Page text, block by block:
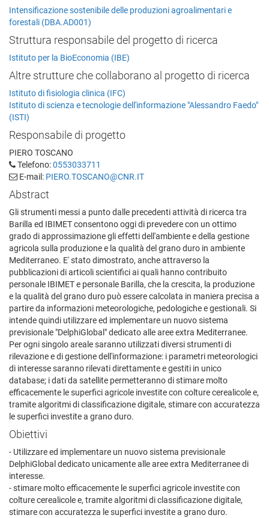
Intensificazione sostenibile delle produzioni agroalimentari e
forestali (DBA.AD001)
Struttura responsabile del progetto di ricerca
Istituto per la BioEconomia (IBE)
Altre strutture che collaborano al progetto di ricerca
Istituto di fisiologia clinica (IFC)
Istituto di scienza e tecnologie dell'informazione "Alessandro Faedo"
(ISTI)
Responsabile di progetto
PIERO TOSCANO
Telefono:0553033711
E-mail: PIERO.TOSCANO@CNR.IT
Abstract
Gli strumenti messi a punto dalle precedenti attività di ricerca tra
Barilla ed IBIMET consentono oggi di prevedere con un ottimo
grado di approssimazione gli effetti dell'ambiente e della gestione
agricola sulla produzione e la qualità del grano duro in ambiente
Mediterraneo. E' stato dimostrato, anche attraverso la
pubblicazioni di articoli scientifici ai quali hanno contribuito
personale IBIMET e personale Barilla, che la crescita, la produzione
e la qualità del grano duro può essere calcolata in maniera precisa a
partire da informazioni meteorologiche, pedologiche e gestionali. Si
intende quindi utilizzare ed implementare un nuovo sistema
previsionale "DelphiGlobal" dedicato alle aree extra Mediterranee.
Per ogni singolo areale saranno utilizzati diversi strumenti di
rilevazione e di gestione dell'informazione: i parametri meteorologici
di interesse saranno rilevati direttamente e gestiti in unico
database; i dati da satellite permetteranno di stimare molto
efficacemente le superfici agricole investite con colture cerealicole e,
tramite algoritmi di classificazione digitale, stimare con accuratezza
le superfici investite a grano duro.
Obiettivi
- Utilizzare ed implementare un nuovo sistema previsionale
DelphiGlobal dedicato unicamente alle aree extra Mediterranee di
interesse.
- stimare molto efficacemente le superfici agricole investite con
colture cerealicole e, tramite algoritmi di classificazione digitale,
stimare con accuratezza le superfici investite a grano duro.